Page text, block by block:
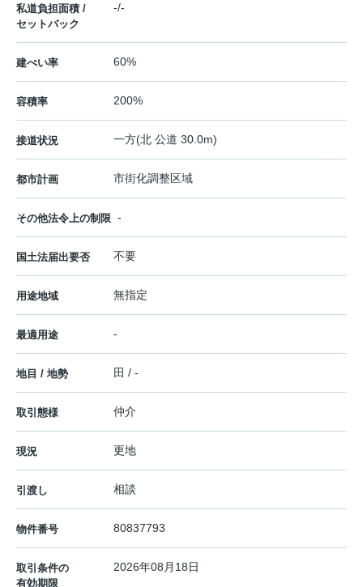
私道負担面積 /
セットバック
-/-
建ぺい率 60%
容積率 200%
接道状況 一方(北 公道 30.0m)
都市計画 市街化調整区域
その他法令上の制限 -
国土法届出要否 不要
用途地域 無指定
最適用途 -
地目 / 地勢 田 / -
取引態様 仲介
現況 更地
引渡し 相談
物件番号 80837793
取引条件の
有効期限
2026年08月18日